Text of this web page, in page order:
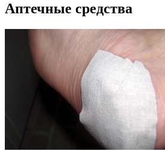
Аптечные средства